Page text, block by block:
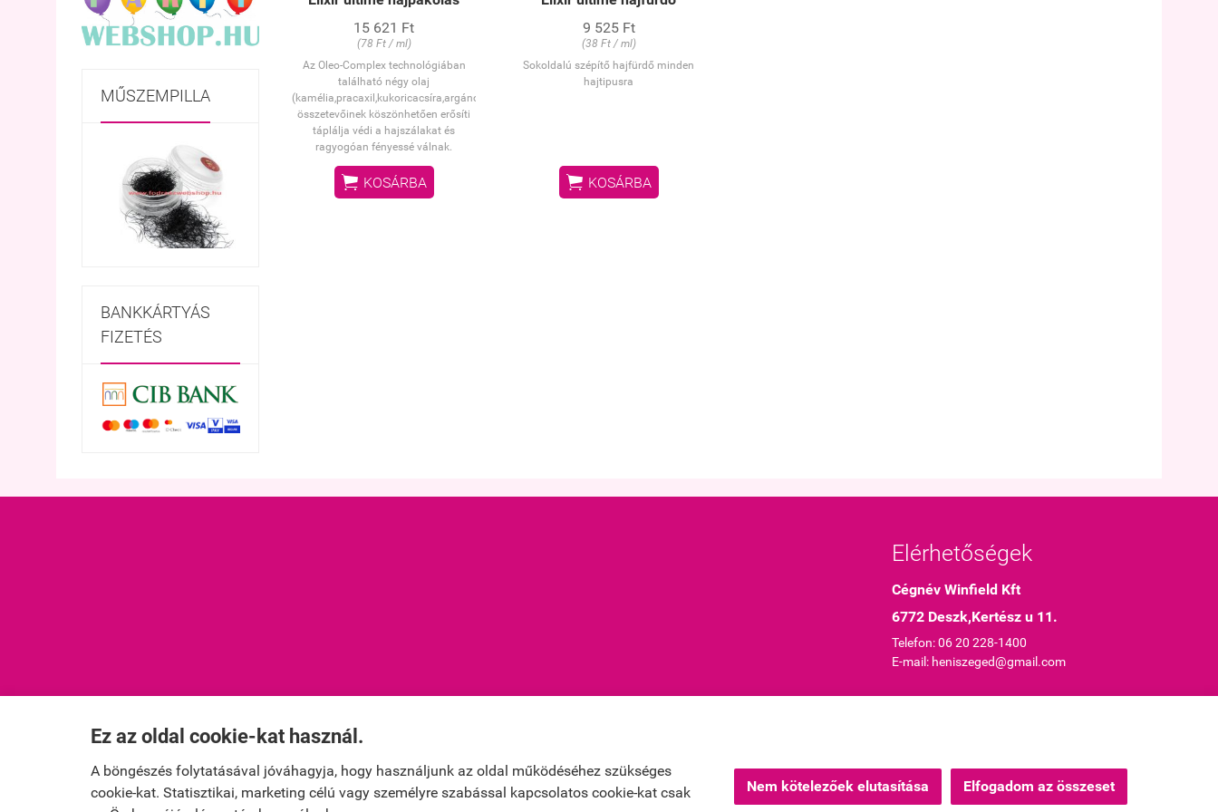
Ez az oldal cookie-kat használ.
A böngészés folytatásával jóváhagyja, hogy használjunk az oldal működéséhez szükséges
cookie-kat. Statisztikai, marketing célú vagy személyre szabással kapcsolatos cookie-kat csak
Nem kötelezőek elutasítása Elfogadom az összeset
MŰSZEMPILLA
BANKKÁRTYÁS
FIZETÉS
15 621 Ft
(78 Ft / ml)
Az Oleo-Complex technológiában
található négy olaj
(kamélia,pracaxil,kukoricacsíra,argánolj)külünleges
összetevőinek köszönhetően erősíti
táplálja védi a hajszálakat és
ragyogóan fényessé válnak.
 KOSÁRBA
9 525 Ft
(38 Ft / ml)
Sokoldalú szépítő hajfürdő minden
hajtipusra
 KOSÁRBA
Elérhetőségek
Cégnév Winfield Kft
6772 Deszk,Kertész u 11.
Telefon: 06 20 228-1400
E-mail: heniszeged@gmail.com
fodraszwebshop.hu -Winfield kft-ÁSZF-Adatkezelési tájékoztató